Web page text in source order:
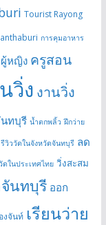
Tourist Rayong
การคุมอาหาร
หญิง ครูสอน
วิ่ง งานวิ่ง
ทบุรี น้ำตกพลิ้ว ฝึกว่าย
รีวิววัดในจังหวัดจันทบุรี ลด
ดในประเทศไทย วิ่งสะสม
นทบุรี ออก
งจันท์ เรียนว่าย